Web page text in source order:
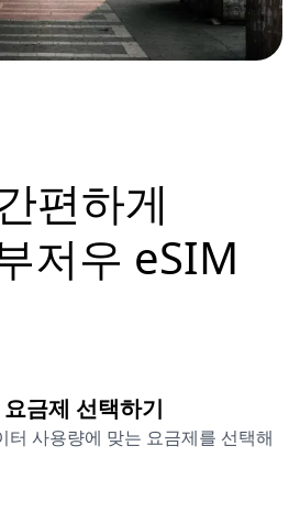
편하게
저우 eSIM
금제 선택하기
터 사용량에 맞는 요금제를 선택해